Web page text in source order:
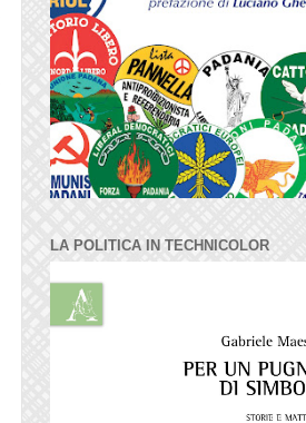
LA POLITICA IN TECHNICOLOR